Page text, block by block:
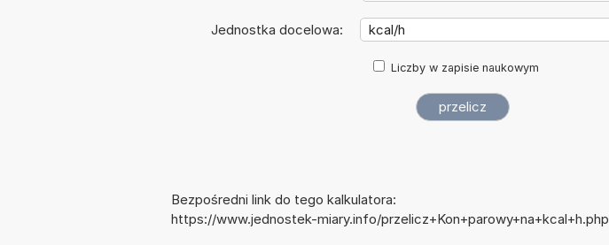
Jednostka docelowa:
Liczby w zapisie naukowym
Bezpośredni link do tego kalkulatora:
https://www.jednostek-miary.info/przelicz+Kon+parowy+na+kcal+h.php